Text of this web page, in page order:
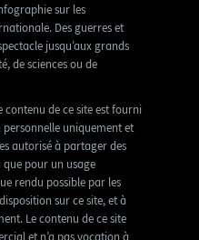
sur les
Des guerres et
jusqu’aux grands
de sciences ou de
contenu de ce site est fourni
uniquement et
autorisé à partager des
que pour un usage
rendu possible par les
sur ce site, et à
Le contenu de ce site
et n’a pas vocation à